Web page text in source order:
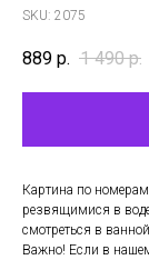
SKU: 2075
889 р. 1 490 р.
Картина по
резвящимися в
смотреться в
Важно! Если в